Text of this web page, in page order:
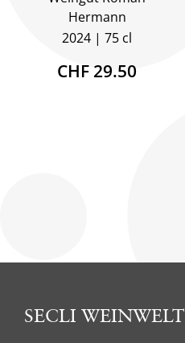
Hermann
2024
75 cl
CHF 29.50
SECLI WEINWELT